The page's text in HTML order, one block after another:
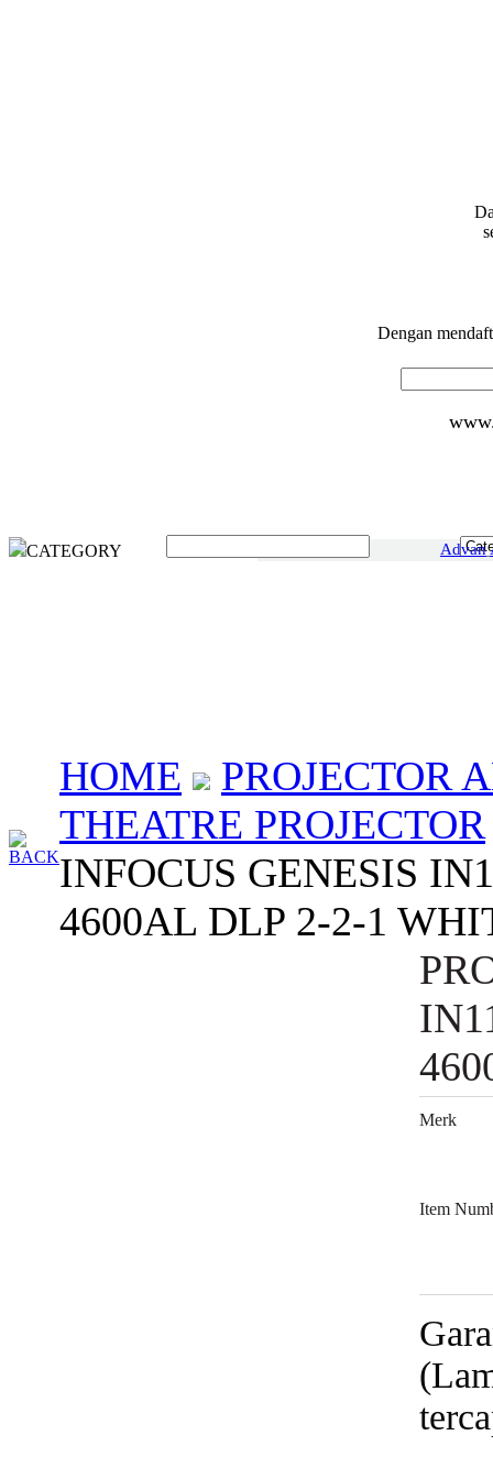
Dengan
CATEGORY Advan
BACK
HOME
PROJECTOR
THEATRE PROJECTOR
INFOCUS GENESIS
4600AL DLP 2-2-1
Merk
Item